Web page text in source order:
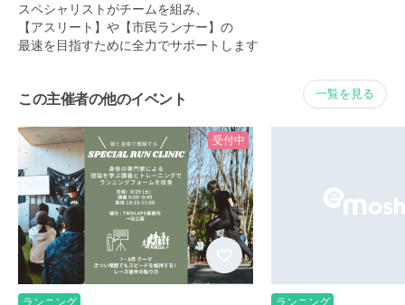
スペシャリストがチームを組み、
【アスリート】や【市民ランナー】の
最速を目指すために全力でサポートします
この主催者の他のイベント 一覧を見る
受付中
ランニング ランニング